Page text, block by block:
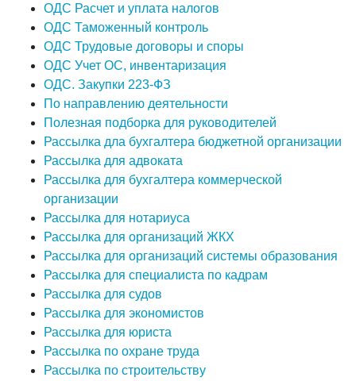
ОДС Расчет и уплата налогов
ОДС Таможенный контроль
ОДС Трудовые договоры и споры
ОДС Учет ОС, инвентаризация
ОДС. Закупки 223-ФЗ
По направлению деятельности
Полезная подборка для руководителей
Рассылка дла бухгалтера бюджетной организации
Рассылка для адвоката
Рассылка для бухгалтера коммерческой
организации
Рассылка для нотариуса
Рассылка для организаций ЖКХ
Рассылка для организаций системы образования
Рассылка для специалиста по кадрам
Рассылка для судов
Рассылка для экономистов
Рассылка для юриста
Рассылка по охране труда
Рассылка по строительству